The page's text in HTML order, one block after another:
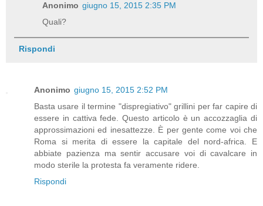
Anonimo giugno 15, 2015 2:35 PM
Quali?
Rispondi
Anonimo giugno 15, 2015 2:52 PM
Basta usare il termine "dispregiativo" grillini per far capire di
essere in cattiva fede. Questo articolo è un accozzaglia di
approssimazioni ed inesattezze. È per gente come voi che
Roma si merita di essere la capitale del nord-africa. E
abbiate pazienza ma sentir accusare voi di cavalcare in
modo sterile la protesta fa veramente ridere.
Rispondi